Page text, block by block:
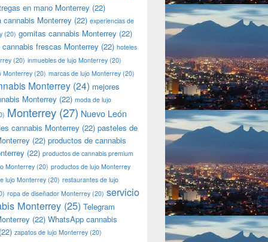
en mano Monterrey (22)
cannabis Monterrey (22) experiencias de
(20) gomitas cannabis Monterrey (22)
frescas Monterrey (22) hoteles
(20) inmuebles de lujo Monterrey (20)
Monterrey (20) marcas de lujo Monterrey (20)
Monterrey (24) mejores
Monterrey (22) moda de lujo
Monterrey (27) Nuevo León
cannabis Monterrey (22) pasteles de
(22) productos de cannabis
(22) productos de cannabis premium
Monterrey(20) productos de lujo Monterrey
lujo Monterrey (20) restaurantes de lujo
ropa de diseñador Monterrey (20) servicio
Monterrey (25) Telegram
(22) WhatsApp cannabis
(22) zapatos de lujo Monterrey (20)